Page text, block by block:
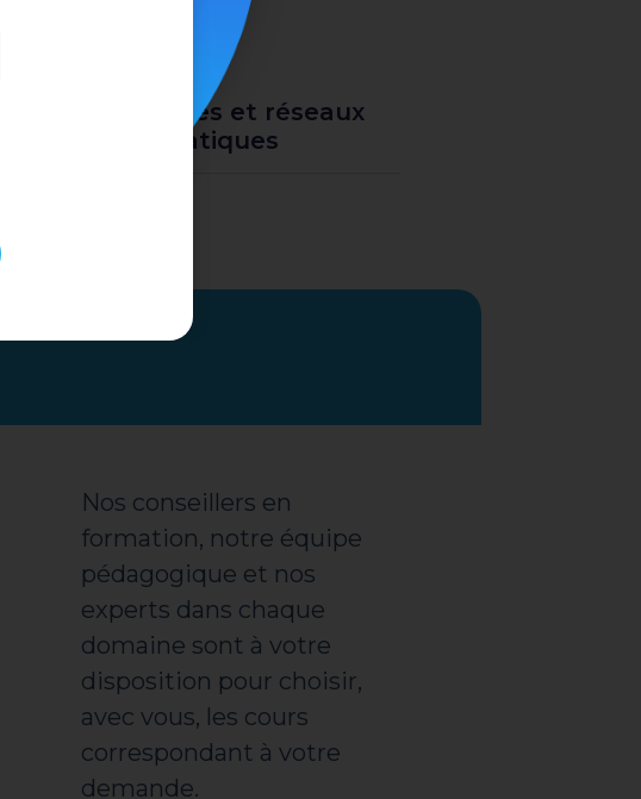
Systèmes et réseaux
informatiques
Nos conseillers en
formation, notre équipe
pédagogique et nos
experts dans chaque
domaine sont à votre
disposition pour choisir,
avec vous, les cours
correspondant à votre
demande.